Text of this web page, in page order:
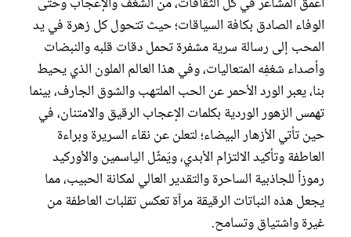
الوفاء الصادق بكافة السياقات؛ حيث تتحول كل زهرة في يد
المحب إلى رسالة سرية مشفرة تحمل دقات قلبه والنبضات
وأصداء شغفِه المتعاليات، وفي هذا العالم الملون الذي يحيط
بنا، يعبر الورد الأحمر عن الحب الملتهب والشوق الجارف، بينما
تهمس الزهور الوردية بكلمات الإعجاب الرقيق والامتنان، في
حين تأتي الأزهار البيضاء؛ لتعلن عن نقاء السريرة وبراءة
العاطفة وتأكيد الالتزام الأبدي، ويَمثٌل الياسمين والأوركيد
رموزاً للجاذبية الساحرة والتقدير العالي لمكانة الحبيب، مما
يجعل هذه النباتات الرقيقة مرآة تعكس تقلبات العاطفة من
غيرة واشتياق وتسامح.
مجلة سيدتي
غلاف رفمي